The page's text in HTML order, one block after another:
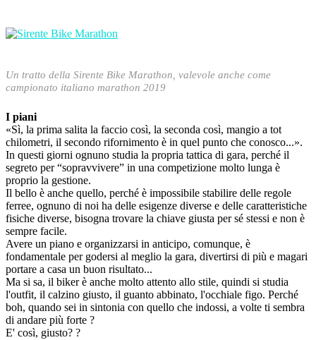
Un tratto della Sirente Bike Marathon, valevole anche come
campionato italiano marathon 2019
I piani
«Sì, la prima salita la faccio così, la seconda così, mangio a tot
chilometri, il secondo rifornimento è in quel punto che conosco...».
In questi giorni ognuno studia la propria tattica di gara, perché il
segreto per “sopravvivere” in una competizione molto lunga è
proprio la gestione.
Il bello è anche quello, perché è impossibile stabilire delle regole
ferree, ognuno di noi ha delle esigenze diverse e delle caratteristiche
fisiche diverse, bisogna trovare la chiave giusta per sé stessi e non è
sempre facile.
Avere un piano e organizzarsi in anticipo, comunque, è
fondamentale per godersi al meglio la gara, divertirsi di più e magari
portare a casa un buon risultato...
Ma si sa, il biker è anche molto attento allo stile, quindi si studia
l'outfit, il calzino giusto, il guanto abbinato, l'occhiale figo. Perché
boh, quando sei in sintonia con quello che indossi, a volte ti sembra
di andare più forte ?
E' così, giusto? ?